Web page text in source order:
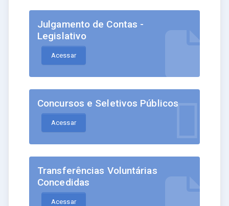
Julgamento de Contas -
Legislativo
Acessar
Concursos e Seletivos Públicos
Acessar
Transferências Voluntárias
Concedidas
Acessar